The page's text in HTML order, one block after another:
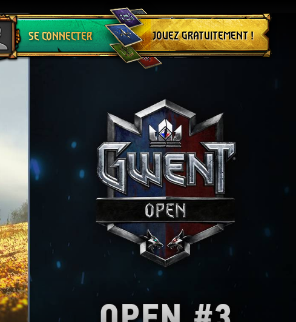
SE CONNECTER
Se déconnecter
JOUEZ GRATUITEMENT !